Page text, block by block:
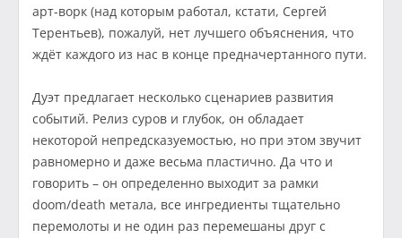
арт-ворк (над которым работал, кстати, Сергей
Терентьев), пожалуй, нет лучшего объяснения, что
ждёт каждого из нас в конце предначертанного пути.
Дуэт предлагает несколько сценариев развития
событий. Релиз суров и глубок, он обладает
некоторой непредсказуемостью, но при этом звучит
равномерно и даже весьма пластично. Да что и
говорить – он определенно выходит за рамки
doom/death метала, все ингредиенты тщательно
перемолоты и не один раз перемешаны друг с